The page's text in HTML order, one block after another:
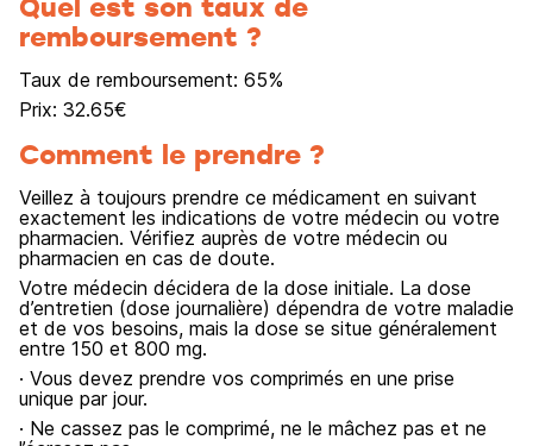
remboursement ?
Taux de remboursement: 65%
Prix: 32.65€
Comment le prendre ?
Veillez à toujours prendre ce médicament en suivant
exactement les indications de votre médecin ou votre
pharmacien. Vérifiez auprès de votre médecin ou
pharmacien en cas de doute.
Votre médecin décidera de la dose initiale. La dose
d’entretien (dose journalière) dépendra de votre maladie
et de vos besoins, mais la dose se situe généralement
entre 150 et 800 mg.
· Vous devez prendre vos comprimés en une prise
unique par jour.
· Ne cassez pas le comprimé, ne le mâchez pas et ne